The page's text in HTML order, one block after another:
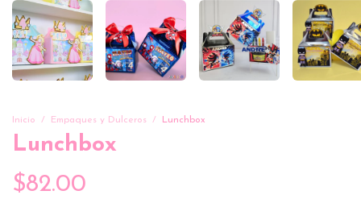
Inicio / Empaques y Dulceros / Lunchbox
Lunchbox
$82.00